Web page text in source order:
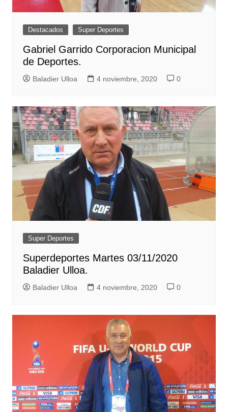
Destacados Super Deportes
Gabriel Garrido Corporacion Municipal
de Deportes.
Baladier Ulloa 4 noviembre, 2020 0
Super Deportes
Superdeportes Martes 03/11/2020
Baladier Ulloa.
Baladier Ulloa 4 noviembre, 2020 0